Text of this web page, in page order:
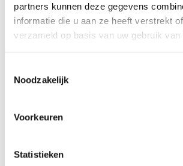
partners kunnen deze gegevens
informatie die u aan ze heeft verstrekt
verzameld op basis van uw gebruik
Noodzakelijk
Voorkeuren
Statistieken
Ook voor de afwerking
Naast het storten van beton kunnen
nemen. Zo kunnen wij een
impregneren
. De afwerking van een